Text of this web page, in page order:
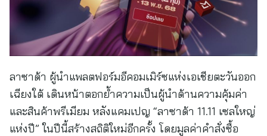
ลาซาด้า ผู้นำแพลตฟอร์มอีคอมเมิร์ซแห่งเอเชียตะวันออก
เฉียงใต้ เดินหน้าตอกย้ำความเป็นผู้นำด้านความคุ้มค่า
และสินค้าพรีเมียม หลังแคมเปญ “ลาซาด้า 11.11 เซลใหญ่
แห่งปี” ในปีนี้สร้างสถิติใหม่อีกครั้ง โดยมูลค่าคำสั่งซื้อ